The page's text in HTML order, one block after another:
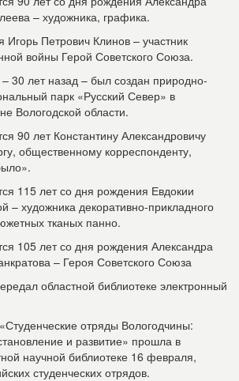
– художника, графика.
Игорь Петрович Клинов – участник
войны Герой Советского Союза.
30 лет назад – был создан природно-
парк «Русский Север» в
Вологодской области.
90 лет Константину Александровичу
общественному корреспонденту,
115 лет со дня рождения Евдокии
– художника декоративно-прикладного
тканых панно.
105 лет со дня рождения Александра
– Героя Советского Союза
областной библиотеке электронный
отряды Вологодчины:
и развитие» прошла в
научной библиотеке 16 февраля,
студенческих отрядов.